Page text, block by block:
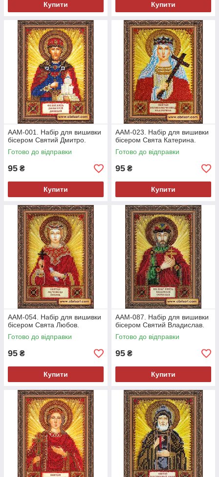
Купити Купити
ААМ-001. Набір для вишивки
бісером Святий Дмитро.
Готово до відправки
95 ₴
Купити
ААМ-023. Набір для вишивки
бісером Свята Катерина.
Готово до відправки
95 ₴
Купити
ААМ-054. Набір для вишивки
бісером Свята Любов.
Готово до відправки
95 ₴
Купити
ААМ-087. Набір для вишивки
бісером Святий Владислав.
Готово до відправки
95 ₴
Купити